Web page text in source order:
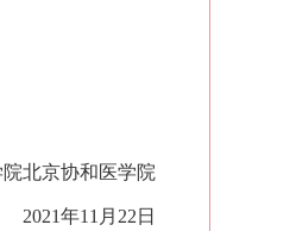
北京协和医学院
2021年11 月 22 日